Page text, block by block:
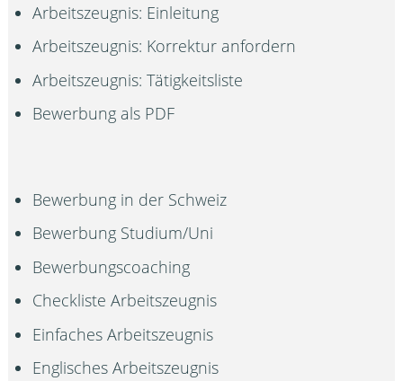
Arbeitszeugnis: Einleitung
Arbeitszeugnis: Korrektur anfordern
Arbeitszeugnis: Tätigkeitsliste
Bewerbung als PDF
Bewerbung in der Schweiz
Bewerbung Studium/Uni
Bewerbungscoaching
Checkliste Arbeitszeugnis
Einfaches Arbeitszeugnis
Englisches Arbeitszeugnis